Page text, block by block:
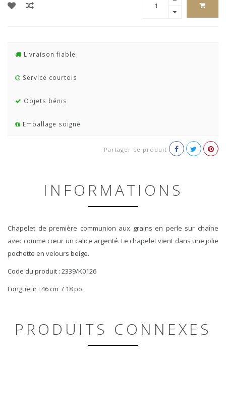
Livraison fiable
Service courtois
Objets bénis
Emballage soigné
Partager ce produit
INFORMATIONS
Chapelet de première communion aux grains en perle sur chaîne
avec comme cœur un calice argenté. Le chapelet vient dans une jolie
pochette en velours beige.
Code du produit : 2339/K0126
Longueur : 46 cm / 18 po.
PRODUITS CONNEXES